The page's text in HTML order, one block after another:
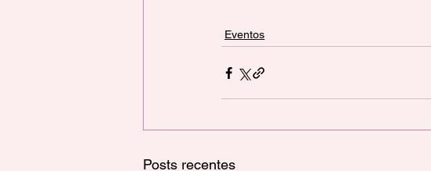
Eventos
Posts recentes